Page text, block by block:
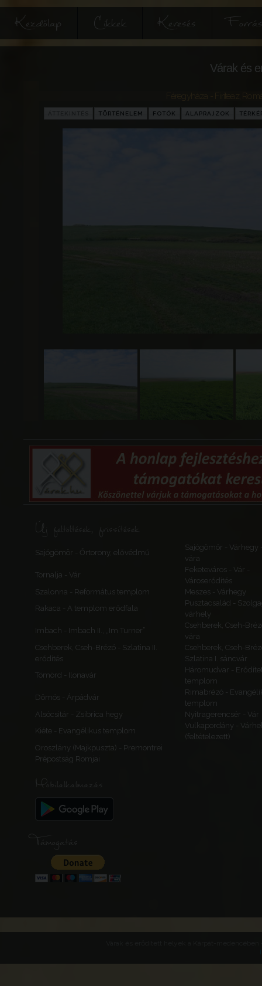
Kezdőlap Cikkek Keresés
Várak és
Féregyháza - Firiteaz
TÖRTÉNELEM FOTÓK ALAPRAJZOK
Új feltöltések, frissítések
Sajógömör - Őrtorony, elővédmű
Sajógömör - Várhegy
vára
Tornalja - Vár
Feketeváros - Vár -
Városerődítés
Szalonna - Református templom
Meszes - Várhegy
Rakaca - A templom erődfala
Pusztacsalád -
várhely
Imbach - Imbach II., „Im Turner”
Csehberek, Cseh-
vára
Csehberek, Cseh-Brézó - Szlatina II.
erődítés
Csehberek, Cseh-
Szlatina I. sáncvár
Tömörd - Ilonavár
Háromudvar -
templom
Dömös - Árpádvár
Rimabrézó -
templom
Alsócsitár - Zsibrica hegy
Nyitragerencsér - Vár
Kiéte - Evangélikus templom
Vulkapordány -
(feltételezett)
Oroszlány (Majkpuszta) - Premontrei
Prépostság Romjai
Mobilalkalmazás
Támogatás